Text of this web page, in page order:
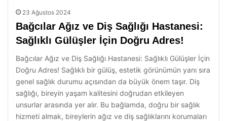
23 Ağustos 2024
Bağcılar Ağız ve Diş Sağlığı Hastanesi:
Sağlıklı Gülüşler İçin Doğru Adres!
Bağcılar Ağız ve Diş Sağlığı Hastanesi: Sağlıklı Gülüşler İçin
Doğru Adres! Sağlıklı bir gülüş, estetik görünümün yanı sıra
genel sağlık durumu açısından da büyük önem taşır. Diş
sağlığı, bireyin yaşam kalitesini doğrudan etkileyen
unsurlar arasında yer alır. Bu bağlamda, doğru bir sağlık
hizmeti almak, bireylerin ağız ve diş sağlıklarını korumaları